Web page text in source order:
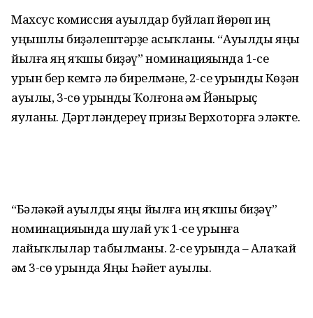
Махсус комиссия ауылдар буйлап йөрөп иң
уңышлы биҙәлештәрҙе асыҡланы. “Ауылды яңы
йылға яң яҡшы биҙәү” номинацияһында 1-се
урын бер кемгә лә бирелмәне, 2-се урынды Көҙән
ауылы, 3-сө урынды Ҡолғона һәм Йәнырыҫ
яуланы. Дәртләндереү призы Верхоторға эләкте.
“Бәләкәй ауылды яңы йылға иң яҡшы биҙәү”
номинацияһында шулай уҡ 1-се урынға
лайыҡлылар табылманы. 2-се урында – Алаҡай
һәм 3-сө урында Яңы Һәйет ауылы.